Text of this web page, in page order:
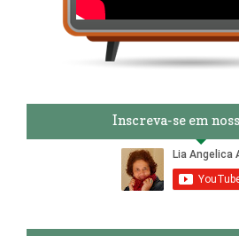
Inscreva-se em